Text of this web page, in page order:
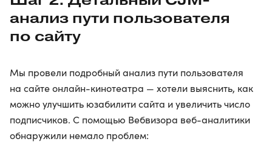
анализ пути пользователя
по сайту
Мы провели подробный анализ пути пользователя
на сайте онлайн-кинотеатра — хотели выяснить, как
можно улучшить юзабилити сайта и увеличить число
подписчиков. С помощью Вебвизора веб-аналитики
обнаружили немало проблем: